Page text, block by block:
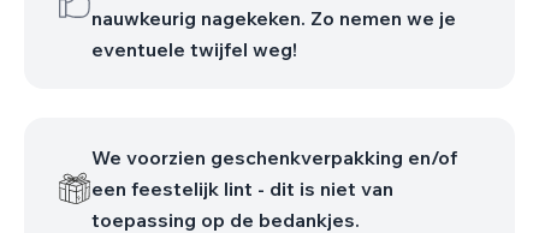
nauwkeurig nagekeken. Zo nemen we je
eventuele twijfel weg!
We voorzien geschenkverpakking en/of
een feestelijk lint - dit is niet van
toepassing op de bedankjes.